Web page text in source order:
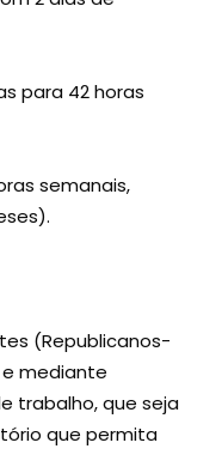
para 42 horas
semanais,
(Republicanos-
mediante
trabalho, que seja
que permita